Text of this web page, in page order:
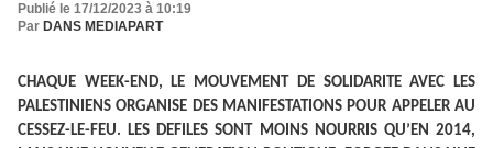
Publié le 17/12/2023 à 10:19
Par DANS MEDIAPART
CHAQUE WEEK-END, LE MOUVEMENT DE SOLIDARITE AVEC LES
PALESTINIENS ORGANISE DES MANIFESTATIONS POUR APPELER AU
CESSEZ-LE-FEU. LES DEFILES SONT MOINS NOURRIS QU’EN 2014,